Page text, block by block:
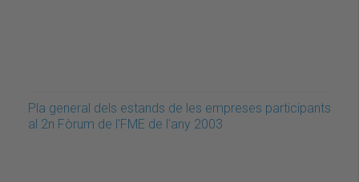
Pla general dels estands de les empreses participants
al 2n Fòrum de l'FME de l'any 2003